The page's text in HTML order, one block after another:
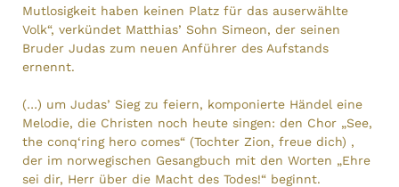
Mutlosigkeit haben keinen Platz für das auserwählte
Volk“, verkündet Matthias’ Sohn Simeon, der seinen
Bruder Judas zum neuen Anführer des Aufstands
ernennt.
(…) um Judas’ Sieg zu feiern, komponierte Händel eine
Melodie, die Christen noch heute singen: den Chor „See,
the conq‘ring hero comes“ (Tochter Zion, freue dich) ,
der im norwegischen Gesangbuch mit den Worten „Ehre
sei dir, Herr über die Macht des Todes!“ beginnt.